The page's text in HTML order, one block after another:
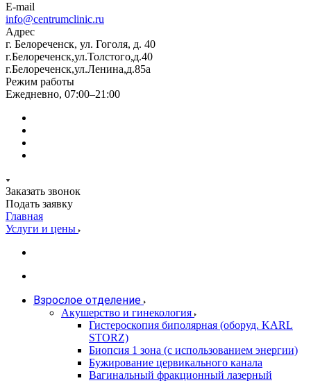
E-mail
info@centrumclinic.ru
Адрес
г. Белореченск, ул. Гоголя, д. 40
г.Белореченск,ул.Толстого,д.40
г.Белореченск,ул.Ленина,д.85а
Режим работы
Ежедневно, 07:00–21:00
Заказать звонок
Подать заявку
Главная
Услуги и цены
Взрослое отделение
Акушерство и гинекология
Гистероскопия биполярная (оборуд. KARL
STORZ)
Биопсия 1 зона (с использованием энергии)
Бужирование цервикального канала
Вагинальный фракционный лазерный